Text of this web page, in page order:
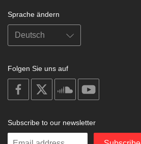
Sprache ändern
Folgen Sie uns auf
on
facebook
soundcloud
Subscribe to our newsletter
Enter